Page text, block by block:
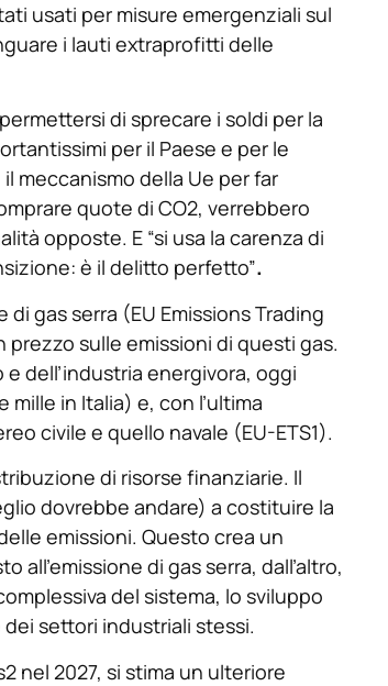
usati per misure emergenziali sul
i lauti extraprofitti delle
di sprecare i soldi per la
per il Paese e per le
meccanismo della Ue per far
quote di CO2, verrebbero
opposte. E “si usa la carenza di
è il delitto perfetto”.
gas serra (EU Emissions Trading
sulle emissioni di questi gas.
dell’industria energivora, oggi
in Italia) e, con l’ultima
civile e quello navale (EU-ETS1).
di risorse finanziarie. Il
dovrebbe andare) a costituire la
emissioni. Questo crea un
di gas serra, dall’altro,
del sistema, lo sviluppo
settori industriali stessi.
nel 2027, si stima un ulteriore